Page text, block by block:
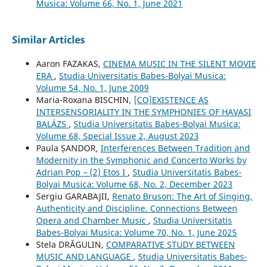
Musica: Volume 66, No. 1, June 2021
Similar Articles
Aaron FAZAKAS, CINEMA MUSIC IN THE SILENT MOVIE
ERA , Studia Universitatis Babes-Bolyai Musica:
Volume 54, No. 1, June 2009
Maria-Roxana BISCHIN, [CO]EXISTENCE AS
INTERSENSORIALITY IN THE SYMPHONIES OF HAVASI
BALÁZS , Studia Universitatis Babes-Bolyai Musica:
Volume 68, Special Issue 2, August 2023
Paula ȘANDOR, Interferences Between Tradition and
Modernity in the Symphonic and Concerto Works by
Adrian Pop – (2) Etos I , Studia Universitatis Babes-
Bolyai Musica: Volume 68, No. 2, December 2023
Sergiu GARABAJII, Renato Bruson: The Art of Singing,
Authenticity and Discipline. Connections Between
Opera and Chamber Music , Studia Universitatis
Babes-Bolyai Musica: Volume 70, No. 1, June 2025
Stela DRĂGULIN, COMPARATIVE STUDY BETWEEN
MUSIC AND LANGUAGE , Studia Universitatis Babes-